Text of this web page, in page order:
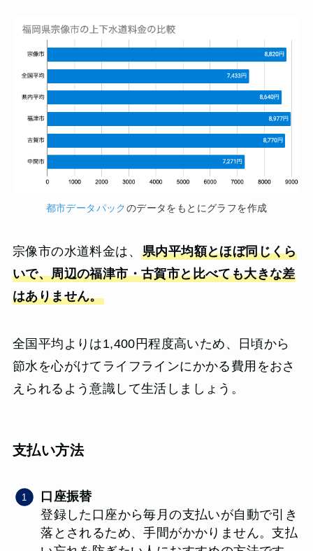
都市データパックのデータをもとにグラフを作成
宗像市の水道料金は、 県内平均額とほぼ同じくら
いで、周辺の福津市・古賀市と比べても大きな差
はありません。
全国平均よりは1,400円程度高いため、日頃から
節水を心がけてライフラインにかかる費用をおさ
えられるよう意識して生活しましょう。
支払い方法
口座振替
登録した口座から毎月の支払いが自動で引き
落とされるため、手間がかかりません。支払